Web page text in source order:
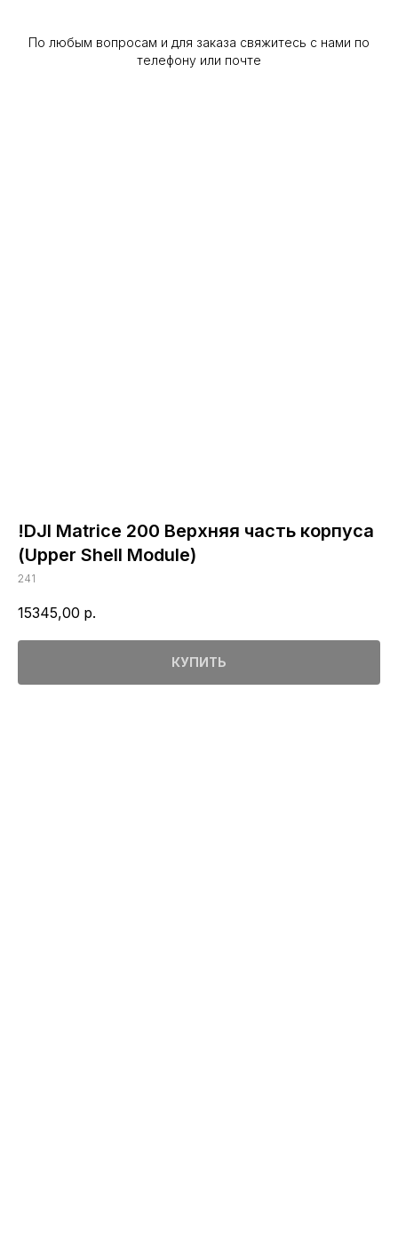
По любым вопросам и для заказа свяжитесь с нами по
телефону или почте
!DJI Matrice 200 Верхняя часть корпуса
(Upper Shell Module)
241
15345,00 р.
КУПИТЬ